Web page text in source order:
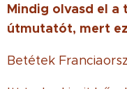
Mindig olvasd el a
útmutatót, mert
Betétek